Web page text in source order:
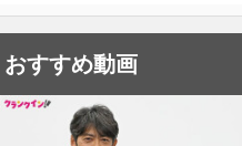
おすすめ動画